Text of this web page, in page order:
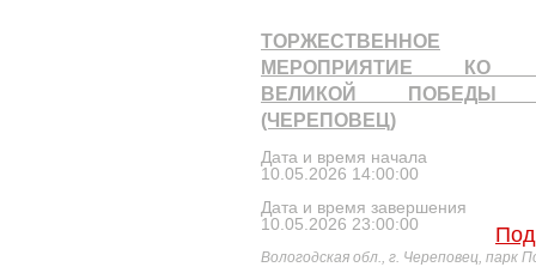
ТОРЖЕСТВЕННОЕ
МЕРОПРИЯТИЕ КО
ВЕЛИКОЙ ПОБЕДЫ
(ЧЕРЕПОВЕЦ)
Дата и время начала
10.05.2026 14:00:00
Дата и время завершения
10.05.2026 23:00:00
Вологодская обл., г. Череповец, парк